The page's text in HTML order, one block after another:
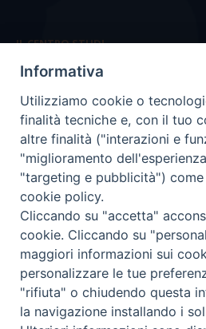
IL CENTRO STUDI
La nostra storia
Statuto
Presidenza e ufficio presidenza
Consiglio scientifico
Coordinamento nazionale
COPYRIGHT Scienza & Vita -
diritti -Privacy
Informativa
Utilizziamo cookie o
finalità tecniche e, con il tuo
altre finalità ("interazioni e
"miglioramento
"targeting e pubblicità")
cookie policy.
Cliccando su "accetta"
cookie. Cliccando su
maggiori informazioni sui
personalizzare le tue
"rifiuta" o chiudendo questa
la navigazione installando i